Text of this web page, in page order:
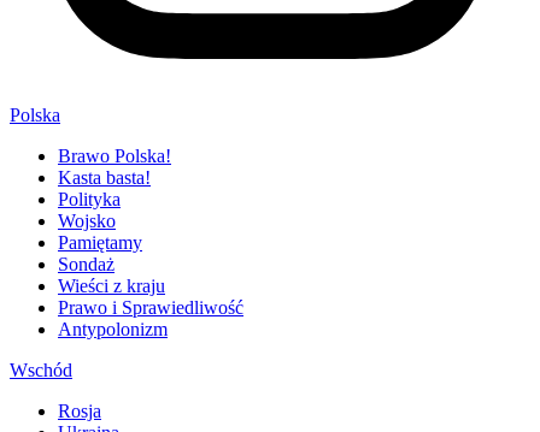
Polska
Brawo Polska!
Kasta basta!
Polityka
Wojsko
Pamiętamy
Sondaż
Wieści z kraju
Prawo i Sprawiedliwość
Antypolonizm
Wschód
Rosja